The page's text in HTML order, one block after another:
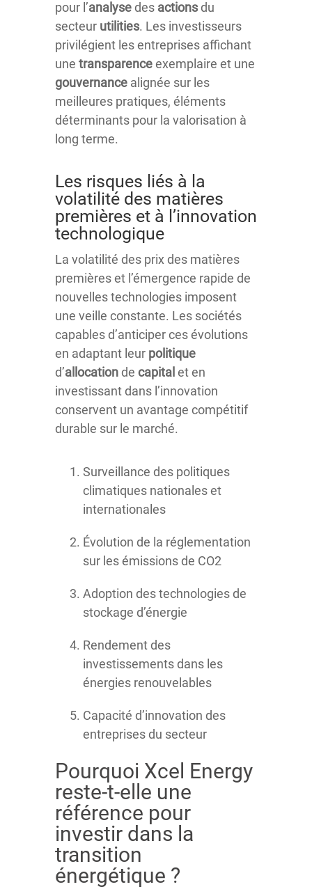
pour l’analyse des actions du
secteur utilities. Les investisseurs
privilégient les entreprises affichant
une transparenceexemplaire et une
gouvernance alignée sur les
meilleures pratiques, éléments
déterminants pour la valorisation à
long terme.
Les risques liés à la
volatilité des matières
premières et à l’innovation
technologique
La volatilité des prix des matières
premières et l’émergence rapide de
nouvelles technologies imposent
une veille constante. Les sociétés
capables d’anticiper ces évolutions
en adaptant leur politique
d’allocation de capital et en
investissant dans l’innovation
conservent un avantage compétitif
durable sur le marché.
Surveillance des politiques
climatiques nationales et
internationales
Évolution de la réglementation
sur les émissions de CO2
Adoption des technologies de
stockage d’énergie
Rendement des
investissements dans les
énergies renouvelables
Capacité d’innovation des
entreprises du secteur
Pourquoi Xcel Energy
reste-t-elle une
référence pour
investir dans la
transition
énergétique ?